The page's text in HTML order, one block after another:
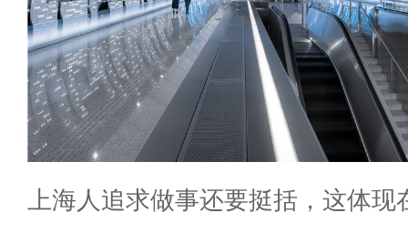
上海人追求做事还要挺括，这体